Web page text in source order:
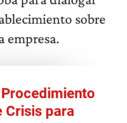
sobre
empresa.
Crisis para